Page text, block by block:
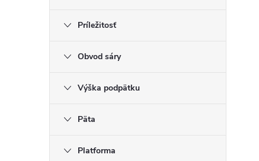
Príležitosť
Obvod sáry
Výška podpätku
Päta
Platforma